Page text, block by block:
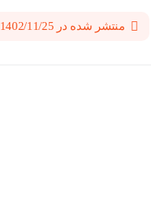
منتشر شده در 1402/11/25